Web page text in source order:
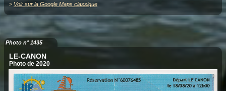
> Voir sur la Google Maps classique
Photo n° 1435
LE-CANON
Photo de 2020